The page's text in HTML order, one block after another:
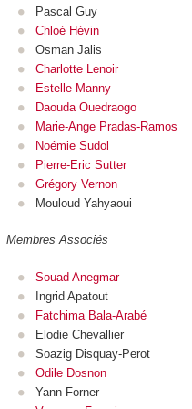
Pascal Guy
Chloé Hévin
Osman Jalis
Charlotte Lenoir
Estelle Manny
Daouda Ouedraogo
Marie-Ange Pradas-Ramos
Noémie Sudol
Pierre-Eric Sutter
Grégory Vernon
Mouloud Yahyaoui
Membres Associés
Souad Anegmar
Ingrid Apatout
Fatchima Bala-Arabé
Elodie Chevallier
Soazig Disquay-Perot
Odile Dosnon
Yann Forner